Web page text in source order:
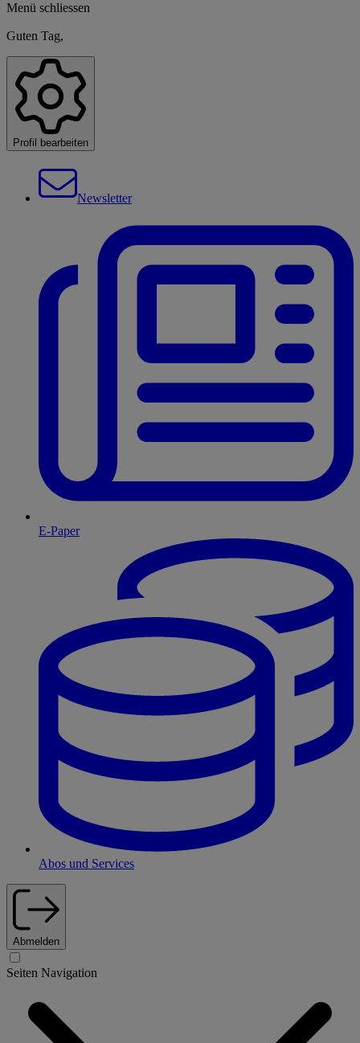
Menü schliessen
Guten Tag,
Profil bearbeiten
Newsletter
E-Paper
Abos und Services
Abmelden
Seiten Navigation